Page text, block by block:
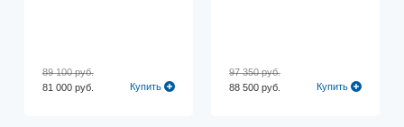
81 000 руб.
89 100 руб.
Купить
88 500 руб.
97 350 руб.
Купить